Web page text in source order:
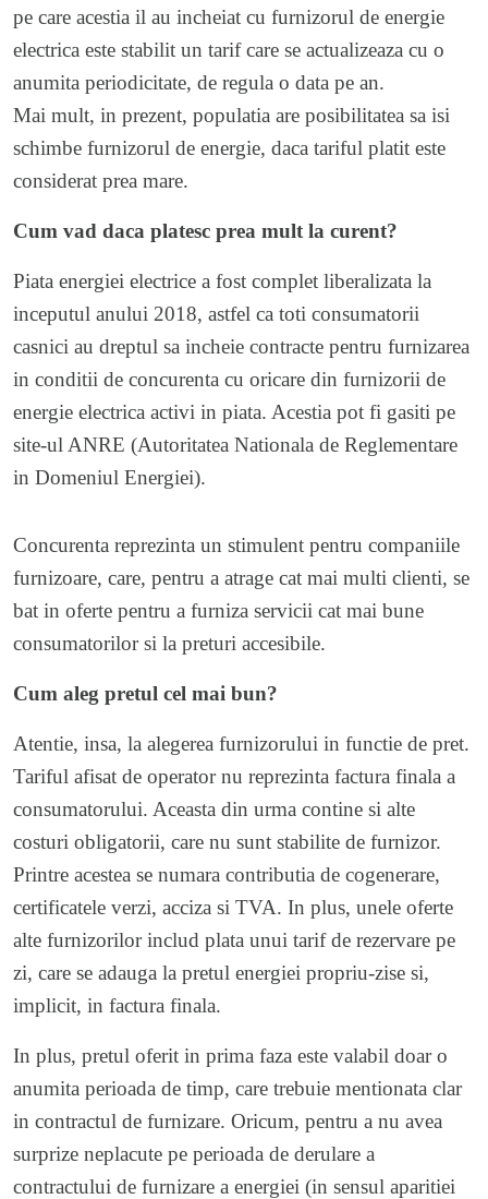
pe care acestia il au incheiat cu furnizorul de energie
electrica este stabilit un tarif care se actualizeaza cu o
anumita periodicitate, de regula o data pe an.
Mai mult, in prezent, populatia are posibilitatea sa isi
schimbe furnizorul de energie, daca tariful platit este
considerat prea mare.
Cum vad daca platesc prea mult la curent?
Piata energiei electrice a fost complet liberalizata la
inceputul anului 2018, astfel ca toti consumatorii
casnici au dreptul sa incheie contracte pentru furnizarea
in conditii de concurenta cu oricare din furnizorii de
energie electrica activi in piata. Acestia pot fi gasiti pe
site-ul ANRE (Autoritatea Nationala de Reglementare
in Domeniul Energiei).
Concurenta reprezinta un stimulent pentru companiile
furnizoare, care, pentru a atrage cat mai multi clienti, se
bat in oferte pentru a furniza servicii cat mai bune
consumatorilor si la preturi accesibile.
Cum aleg pretul cel mai bun?
Atentie, insa, la alegerea furnizorului in functie de pret.
Tariful afisat de operator nu reprezinta factura finala a
consumatorului. Aceasta din urma contine si alte
costuri obligatorii, care nu sunt stabilite de furnizor.
Printre acestea se numara contributia de cogenerare,
certificatele verzi, acciza si TVA. In plus, unele oferte
alte furnizorilor includ plata unui tarif de rezervare pe
zi, care se adauga la pretul energiei propriu-zise si,
implicit, in factura finala.
In plus, pretul oferit in prima faza este valabil doar o
anumita perioada de timp, care trebuie mentionata clar
in contractul de furnizare. Oricum, pentru a nu avea
surprize neplacute pe perioada de derulare a
contractului de furnizare a energiei (in sensul aparitiei